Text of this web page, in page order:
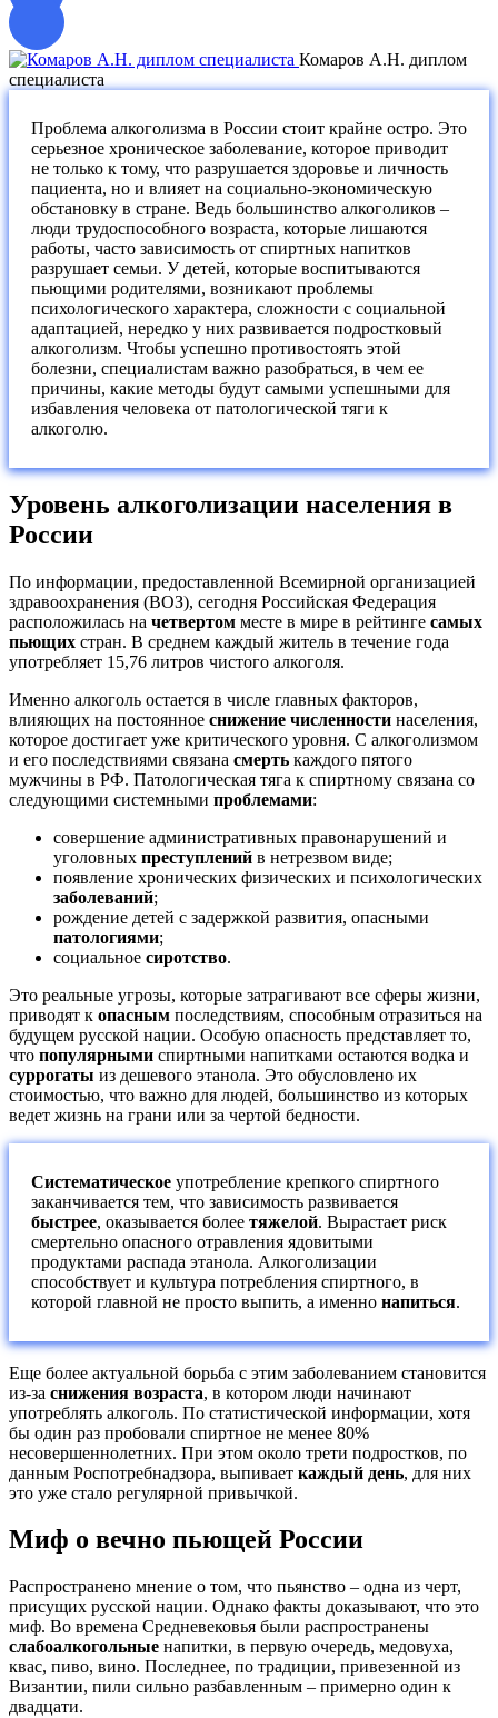
Комаров А.Н. диплом
специалиста
Проблема алкоголизма в России стоит крайне остро. Это
серьезное хроническое заболевание, которое приводит
не только к тому, что разрушается здоровье и личность
пациента, но и влияет на социально-экономическую
обстановку в стране. Ведь большинство алкоголиков –
люди трудоспособного возраста, которые лишаются
работы, часто зависимость от спиртных напитков
разрушает семьи. У детей, которые воспитываются
пьющими родителями, возникают проблемы
психологического характера, сложности с социальной
адаптацией, нередко у них развивается подростковый
алкоголизм. Чтобы успешно противостоять этой
болезни, специалистам важно разобраться, в чем ее
причины, какие методы будут самыми успешными для
избавления человека от патологической тяги к
алкоголю.
Уровень алкоголизации населения в
России
По информации, предоставленной Всемирной организацией
здравоохранения (ВОЗ), сегодня Российская Федерация
расположилась на четвертом месте в мире в рейтинге самых
пьющих стран. В среднем каждый житель в течение года
употребляет 15,76 литров чистого алкоголя.
Именно алкоголь остается в числе главных факторов,
влияющих на постоянное снижение численности населения,
которое достигает уже критического уровня. С алкоголизмом
и его последствиями связана смерть каждого пятого
мужчины в РФ. Патологическая тяга к спиртному связана со
следующими системными проблемами:
совершение административных правонарушений и
уголовных преступлений в нетрезвом виде;
появление хронических физических и психологических
заболеваний;
рождение детей с задержкой развития, опасными
патологиями;
социальное сиротство.
Это реальные угрозы, которые затрагивают все сферы жизни,
приводят к опасным последствиям, способным отразиться на
будущем русской нации. Особую опасность представляет то,
что популярными спиртными напитками остаются водка и
суррогаты из дешевого этанола. Это обусловлено их
стоимостью, что важно для людей, большинство из которых
ведет жизнь на грани или за чертой бедности.
Систематическое употребление крепкого спиртного
заканчивается тем, что зависимость развивается
быстрее, оказывается более тяжелой. Вырастает риск
смертельно опасного отравления ядовитыми
продуктами распада этанола. Алкоголизации
способствует и культура потребления спиртного, в
которой главной не просто выпить, а именно напиться.
Еще более актуальной борьба с этим заболеванием становится
из-за снижения возраста, в котором люди начинают
употреблять алкоголь. По статистической информации, хотя
бы один раз пробовали спиртное не менее 80%
несовершеннолетних. При этом около трети подростков, по
данным Роспотребнадзора, выпивает каждый день, для них
это уже стало регулярной привычкой.
Миф о вечно пьющей России
Распространено мнение о том, что пьянство – одна из черт,
присущих русской нации. Однако факты доказывают, что это
миф. Во времена Средневековья были распространены
слабоалкогольные напитки, в первую очередь, медовуха,
квас, пиво, вино. Последнее, по традиции, привезенной из
Византии, пили сильно разбавленным – примерно один к
двадцати.